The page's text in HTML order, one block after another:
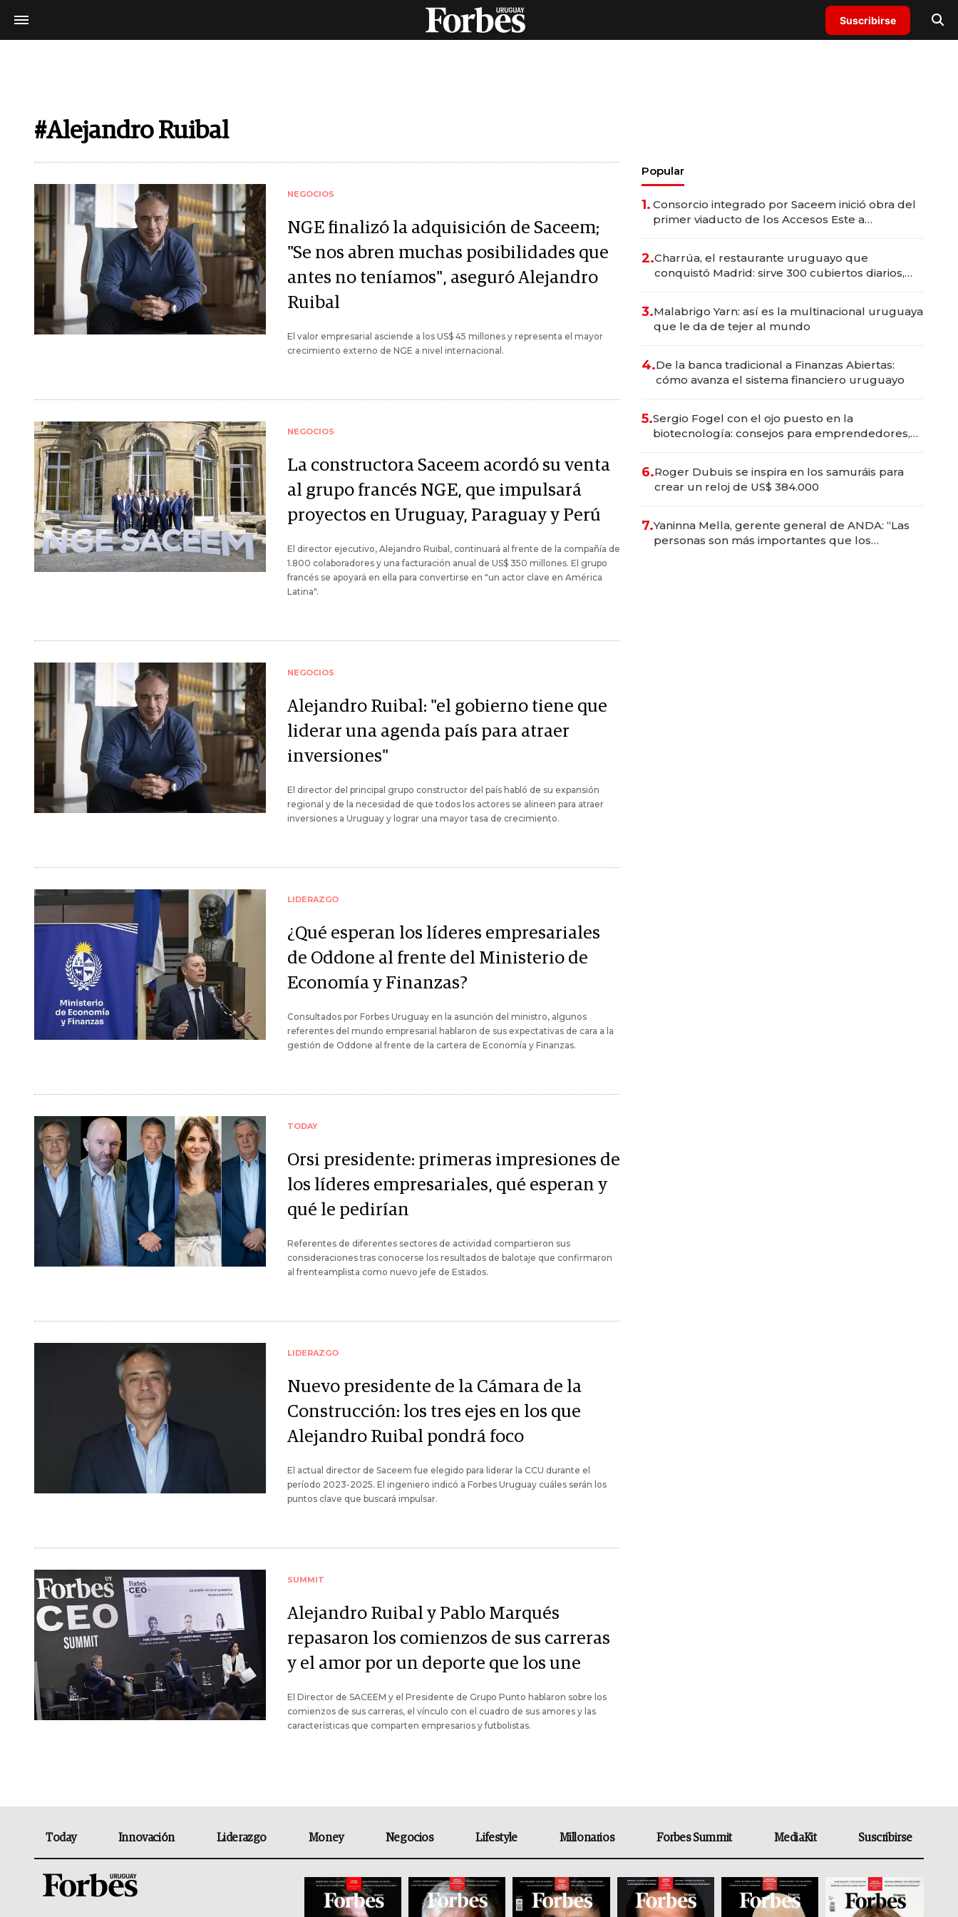
Suscribirse
#Alejandro Ruibal
NEGOCIOS
NGE finalizó la adquisición de Saceem;
"Se nos abren muchas posibilidades que
antes no teníamos", aseguró Alejandro
Ruibal
El valor empresarial asciende a los US$ 45 millones y representa el mayor
crecimiento externo de NGE a nivel internacional.
NEGOCIOS
La constructora Saceem acordó su venta
al grupo francés NGE, que impulsará
proyectos en Uruguay, Paraguay y Perú
El director ejecutivo, Alejandro Ruibal, continuará al frente de la compañía de
1.800 colaboradores y una facturación anual de US$ 350 millones. El grupo
francés se apoyará en ella para convertirse en "un actor clave en América
Latina".
NEGOCIOS
Alejandro Ruibal: "el gobierno tiene que
liderar una agenda país para atraer
inversiones"
El director del principal grupo constructor del país habló de su expansión
regional y de la necesidad de que todos los actores se alineen para atraer
inversiones a Uruguay y lograr una mayor tasa de crecimiento.
LIDERAZGO
¿Qué esperan los líderes empresariales
de Oddone al frente del Ministerio de
Economía y Finanzas?
Consultados por Forbes Uruguay en la asunción del ministro, algunos
referentes del mundo empresarial hablaron de sus expectativas de cara a la
gestión de Oddone al frente de la cartera de Economía y Finanzas.
TODAY
Orsi presidente: primeras impresiones de
los líderes empresariales, qué esperan y
qué le pedirían
Referentes de diferentes sectores de actividad compartieron sus
consideraciones tras conocerse los resultados de balotaje que confirmaron
al frenteamplista como nuevo jefe de Estados.
LIDERAZGO
Nuevo presidente de la Cámara de la
Construcción: los tres ejes en los que
Alejandro Ruibal pondrá foco
El actual director de Saceem fue elegido para liderar la CCU durante el
período 2023-2025. El ingeniero indicó a Forbes Uruguay cuáles serán los
puntos clave que buscará impulsar.
SUMMIT
Alejandro Ruibal y Pablo Marqués
repasaron los comienzos de sus carreras
y el amor por un deporte que los une
El Director de SACEEM y el Presidente de Grupo Punto hablaron sobre los
comienzos de sus carreras, el vínculo con el cuadro de sus amores y las
características que comparten empresarios y futbolistas.
Popular
1. Consorcio integrado por Saceem inició obra del
primer viaducto de los Accesos Este a
2.Charrúa, el restaurante uruguayo que
conquistó Madrid: sirve 300 cubiertos diarios,
3.Malabrigo Yarn: así es la multinacional uruguaya
que le da de tejer al mundo
4.De la banca tradicional a Finanzas Abiertas:
cómo avanza el sistema financiero uruguayo
5.Sergio Fogel con el ojo puesto en la
biotecnología: consejos para emprendedores,
6.Roger Dubuis se inspira en los samuráis para
crear un reloj de US$ 384.000
7.Yaninna Mella, gerente general de ANDA: “Las
personas son más importantes que los
Today Innovación Liderazgo Money Negocios Lifestyle Millonarios Forbes Summit MediaKit Suscribirse